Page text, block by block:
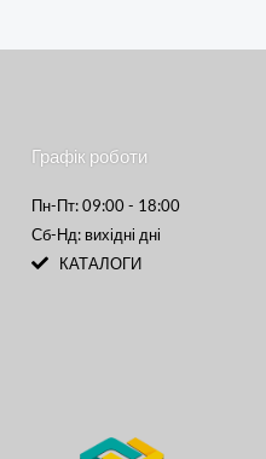
Графік роботи
Пн-Пт: 09:00 - 18:00
Сб-Нд: вихідні дні
КАТАЛОГИ